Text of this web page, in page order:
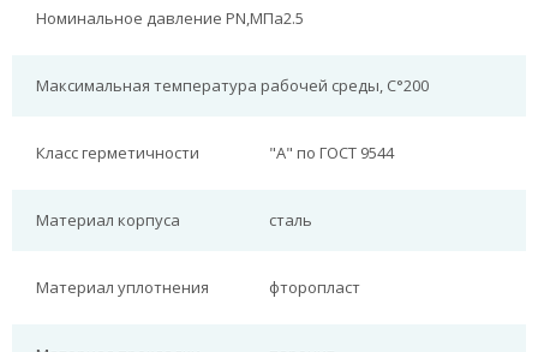
Номинальное давление PN,МПа2.5
Максимальная температура рабочей среды, С°200
Класс герметичности "А" по ГОСТ 9544
Материал корпуса сталь
Материал уплотнения фторопласт